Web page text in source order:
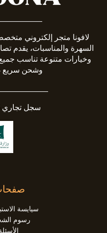
لافونا متجر إلكتروني
السهرة والمناسبات، يقدم
وخيارات متنوعة تناسب
وشحن سريع
سجل تجاري 4030182213
سيايسة
رسوم